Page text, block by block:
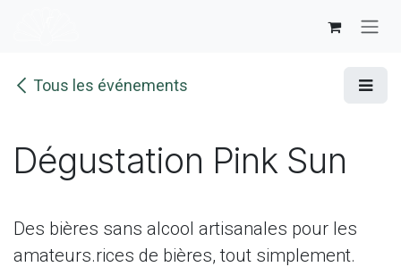
Tous les événements
Dégustation Pink Sun
Des bières sans alcool artisanales pour les
amateurs.rices de bières, tout simplement.